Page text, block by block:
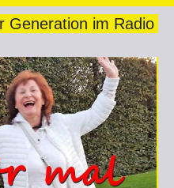
Generation im Radio